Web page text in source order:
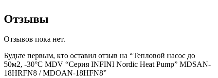
Отзывы
Отзывов пока нет.
Будьте первым, кто оставил отзыв на “Тепловой насос до
50м2, -30°C MDV “Серия INFINI Nordic Heat Pump” MDSAN-
18HRFN8 / MDOAN-18HFN8”